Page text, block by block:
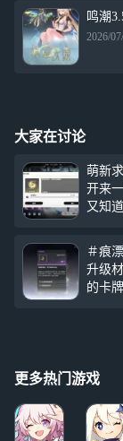
鸣潮
2026/
大家在讨论
萌新
开来
又知
说男
大佬
吗？
令人
懒我
末来
＃痕漂 阿漂天赋
升级
的卡
止息
道永
玩过
的，
也不
更多热门游戏